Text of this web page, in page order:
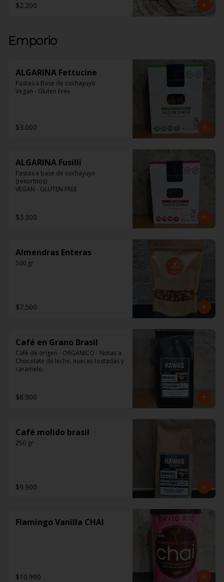
$2.200
Emporio
ALGARINA Fettucine
Pastas a Base de cochayuyo
Vegan - Gluten Free
$3.000
ALGARINA Fusilli
Pastas a base de cochayuyo
(resortitos)
VEGAN - GLUTEN FREE
$3.300
Almendras Enteras
500 gr
$7.500
Café en Grano Brasil
Café de origen - ORGÁNICO - Notas a
Chocolate de leche, nueces tostadas y
caramelo.
$8.900
Café molido brasil
250 gr
$9.900
Flamingo Vanilla CHAI
$10.990